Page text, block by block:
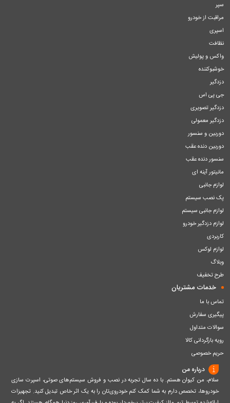
سپر
مراقبت از خودرو
اسپری
نظافت
واکس و پولیش
خوشبوکننده
دزدگیر
جی پی اس
دزدگیر تصویری
دزدگیر معمولی
دوربین و سنسور
دوربین دنده عقب
سنسور دنده عقب
مانیتور آینه ای
لوازم جانبی
پک نصب سیستم
لوازم جانبی سیستم
لوازم دزدگیر خودرو
کاربردی
لوازم لوکس
وبلاگ
طرح تخفیف
خدمات مشتریان
تماس با ما
پیگیری سفارش
سوالات متداول
رویه بازگردانی کالا
حریم خصوصی
درباره من
سلام، من کیوان هستم. با ده سال تجربه در نصب و فروش سیستم‌های صوتی، اسپرت سازی
خودروها، تخصص دارم به شما کمک کنم خودروی‌تان را به یک اثر خاص تبدیل کنید. تجهیزات